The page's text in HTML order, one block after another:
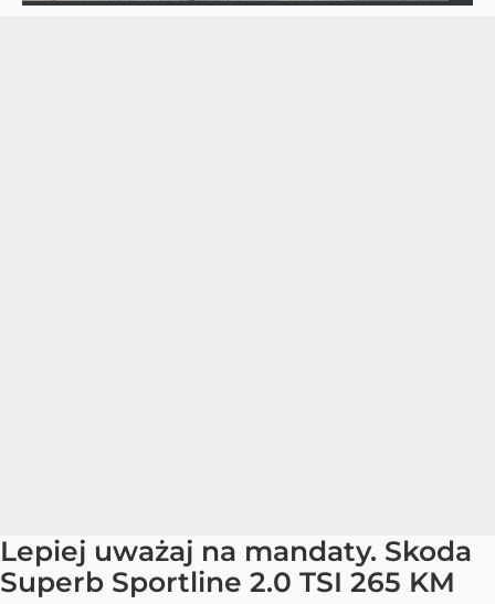
Lepiej uważaj na mandaty. Skoda
Superb Sportline 2.0 TSI 265 KM